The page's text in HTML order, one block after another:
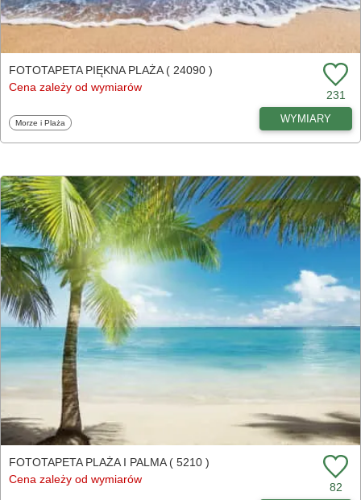
FOTOTAPETA PIĘKNA PLAŻA ( 24090 )
Cena zależy od wymiarów
231
Fototapety
Morze i Plaża WYMIARY
FOTOTAPETA PLAŻA I PALMA ( 5210 )
Cena zależy od wymiarów
82